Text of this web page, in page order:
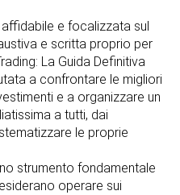
e focalizzata sul
e scritta proprio per
La Guida Definitiva
a confrontare le migliori
e a organizzare un
a tutti, dai
le proprie
strumento fondamentale
operare sui